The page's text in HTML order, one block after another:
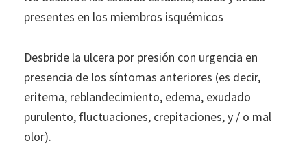
presentes en los miembros isquémicos
Desbride la ulcera por presión con urgencia en
presencia de los síntomas anteriores (es decir,
eritema, reblandecimiento, edema, exudado
purulento, fluctuaciones, crepitaciones, y / o mal
olor).